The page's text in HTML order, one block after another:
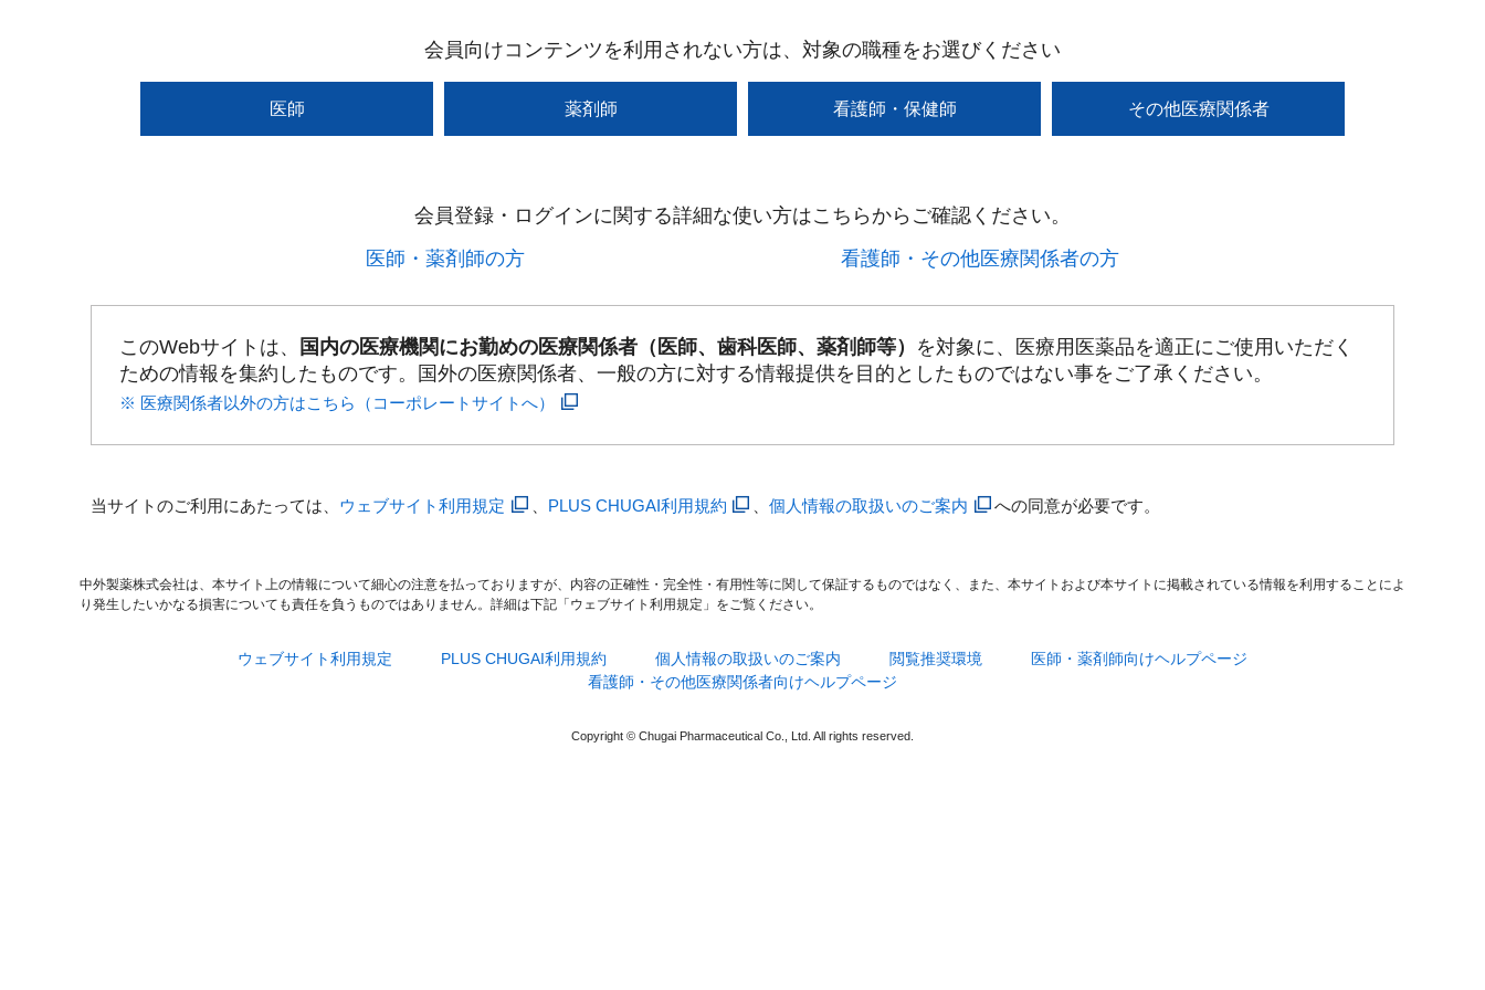
会員向けコンテンツを利用されない方は、対象の職種をお選びください
医師 薬剤師 看護師・保健師 その他医療関係者
会員登録・ログインに関する詳細な使い方はこちらからご確認ください。​
医師・薬剤師の方​
看護師・その他医療関係者の方​
このWebサイトは、 国内の医療機関にお勤めの医療関係者（医師、歯科医師、薬剤師等） を対象に、医療用医薬品を適正にご使用いただく
ための情報を集約したものです。国外の医療関係者、一般の方に対する情報提供を目的としたものではない事をご了承ください。
※ 医療関係者以外の方はこちら（コーポレートサイトへ）
当サイトのご利用にあたっては、 ウェブサイト利用規定 PLUS CHUGAI利用規約 、個人情報の取扱いのご案内 への同意が必要です。
中外製薬株式会社は、本サイト上の情報について細心の注意を払っておりますが、内容の正確性・完全性・有用性等に関して保証するものではなく、また、本サイトおよび本サイトに掲載されている情報を利用することによ
り発生したいかなる損害についても責任を負うものではありません。詳細は下記「ウェブサイト利用規定」をご覧ください。
ウェブサイト利用規定 PLUS CHUGAI利用規約 個人情報の取扱いのご案内 閲覧推奨環境
医師・薬剤師向けヘルプページ
看護師・その他医療関係者向けヘルプページ
Copyright © Chugai Pharmaceutical Co., Ltd. All rights reserved.